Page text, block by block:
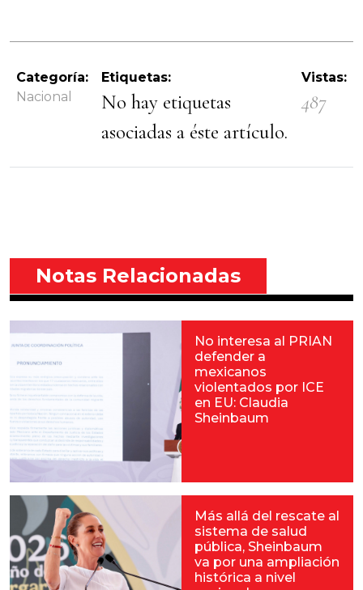
Categoría:
Nacional
Etiquetas:
No hay etiquetas
asociadas a éste artículo.
Vistas:
487
Notas Relacionadas
No interesa al PRIAN
defender a
mexicanos
violentados por ICE
en EU: Claudia
Sheinbaum
Más allá del rescate al
sistema de salud
pública, Sheinbaum
va por una ampliación
histórica a nivel